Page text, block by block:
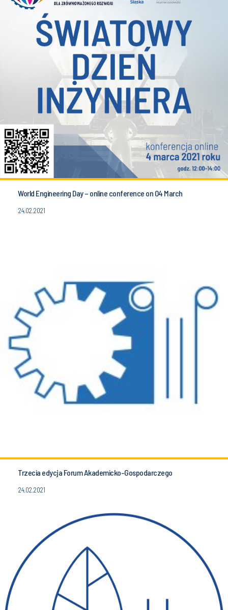
World Engineering Day – online conference on 04 March
24.02.2021
Trzecia edycja Forum Akademicko-Gospodarczego
24.02.2021